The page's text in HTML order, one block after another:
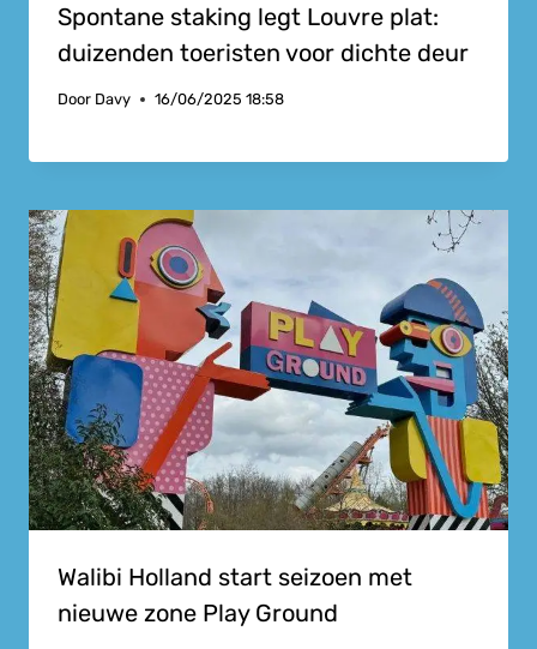
Spontane staking legt Louvre plat:
duizenden toeristen voor dichte deur
Door Davy 16/06/2025 18:58
Walibi Holland start seizoen met
nieuwe zone Play Ground